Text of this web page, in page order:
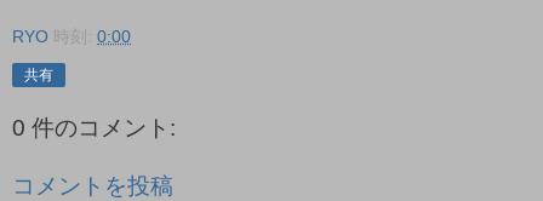
RYO 時刻: 0:00
共有
0 件のコメント:
コメントを投稿